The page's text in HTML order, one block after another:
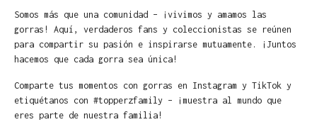
Somos más que una comunidad – ¡vivimos y amamos las
gorras! Aquí, verdaderos fans y coleccionistas se reúnen
para compartir su pasión e inspirarse mutuamente. ¡Juntos
hacemos que cada gorra sea única!
Comparte tus momentos con gorras en Instagram y TikTok y
etiquétanos con #topperzfamily – ¡muestra al mundo que
eres parte de nuestra familia!